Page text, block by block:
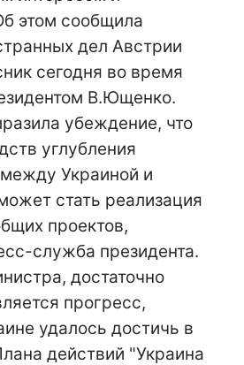
этом сообщила
дел Австрии
сегодня во время
В.Ющенко.
убеждение, что
углубления
Украиной и
стать реализация
проектов,
служба президента.
достаточно
прогресс,
удалось достичь в
действий "Украина